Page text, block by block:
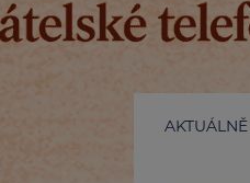
AKTUÁLNĚ